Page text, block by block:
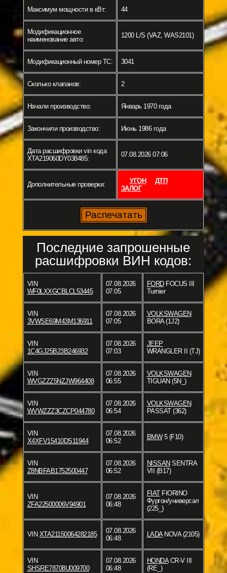
Максимум мощности в кВт: 44
Модификационное
наименование авто:
1200 L/S (VAZ, WAS2101)
Модификационный номер ТС: 3041
Сколько клапанов: 2
Начали производство: Январь 1970 года
Закончили производство: Июнь 1986 года
Дата расшифровки vin кода
XTA219060DY038485:
07.08.2026 07:06
Дополнительные проверки: УГОН
ДТП
ЗАЛОГ
Последние запрошенные
расшифровки ВИН кодов:
VIN
WF0LXXGCBLCL53445
07.08.2026
07:05
FORDFOCUS III
Turnier
VIN
3VWSE69M43M136911
07.08.2026
07:05
VOLKSWAGEN
BORA (1J2)
VIN
1C4GJ25B23B246932
07.08.2026
07:03
JEEP
WRANGLER II (TJ)
VIN
WVGZZZ5NZJW964408
07.08.2026
06:55
VOLKSWAGEN
TIGUAN (5N_)
VIN
WVWZZZ3CZCP044780
07.08.2026
06:54
VOLKSWAGEN
PASSAT (362)
VIN
X4XFV15410DS11944
07.08.2026
06:52
BMW5 (F10)
VIN
Z8NBFAB1752500447
07.08.2026
06:52
NISSAN SENTRA
VII (B17)
VIN
ZFA22500006V94901
07.08.2026
06:48
FIATFIORINO
Фургон/универсал
(225_)
VIN XTA21150064282185
07.08.2026
06:48
LADANOVA (2105)
VIN
SHSRE78708U009700
07.08.2026
06:48
HONDACR-V III
(RE_)